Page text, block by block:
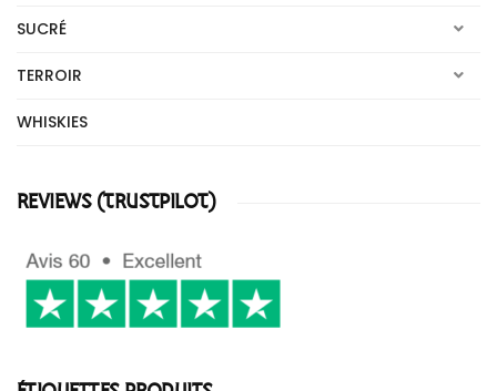
SUCRÉ
TERROIR
WHISKIES
REVIEWS (TRUSTPILOT)